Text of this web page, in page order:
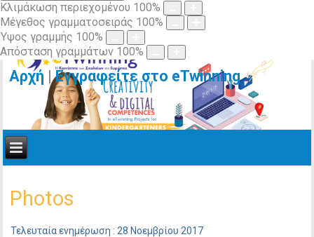
Κλιμάκωση περιεχομένου 100%
Μέγεθος γραμματοσειράς 100%
Ύψος γραμμής 100%
Απόσταση γραμμάτων 100%
Αρχή |Εγγραφείτε στο eTwinning
Photos
Τελευταία ενημέρωση : 28 Νοεμβρίου 2017